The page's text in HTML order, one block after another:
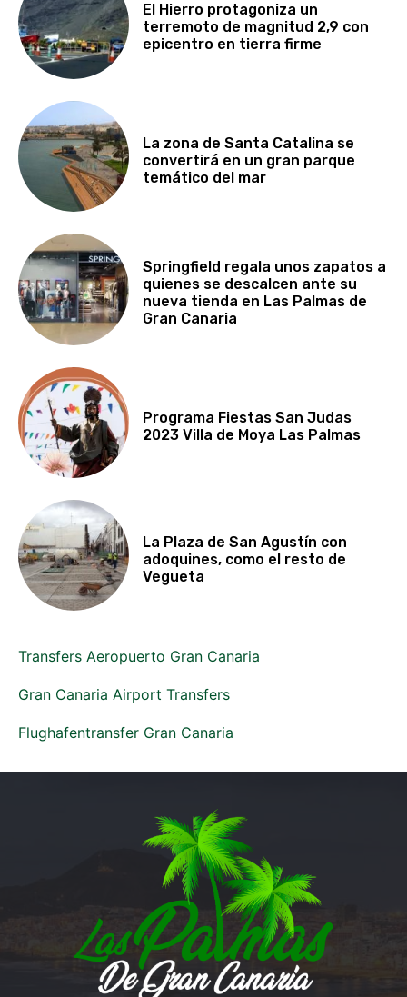
El Hierro protagoniza un
terremoto de magnitud 2,9 con
epicentro en tierra firme
La zona de Santa Catalina se
convertirá en un gran parque
temático del mar
Springfield regala unos zapatos a
quienes se descalcen ante su
nueva tienda en Las Palmas de
Gran Canaria
Programa Fiestas San Judas
2023 Villa de Moya Las Palmas
La Plaza de San Agustín con
adoquines, como el resto de
Vegueta
Transfers Aeropuerto Gran Canaria
Gran Canaria Airport Transfers
Flughafentransfer Gran Canaria